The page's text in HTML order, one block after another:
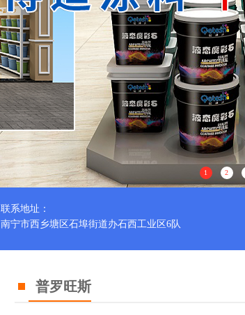
1 2
联系地址：
南宁市西乡塘区石埠街道办石西工业区6队
普罗旺斯